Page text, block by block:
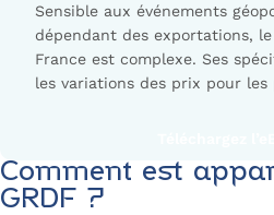
Sensible aux événements
dépendant des exportations,
France est complexe. Ses
les variations des prix pour les
Comment est
GRDF ?